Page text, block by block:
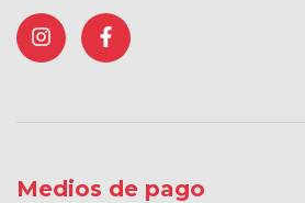
Medios de pago